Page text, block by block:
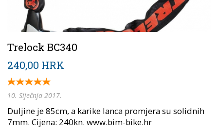
Trelock BC340
240,00 HRK
10. Siječnja 2017.
Duljine je 85cm, a karike lanca promjera su solidnih
7mm. Cijena: 240kn. www.bim-bike.hr